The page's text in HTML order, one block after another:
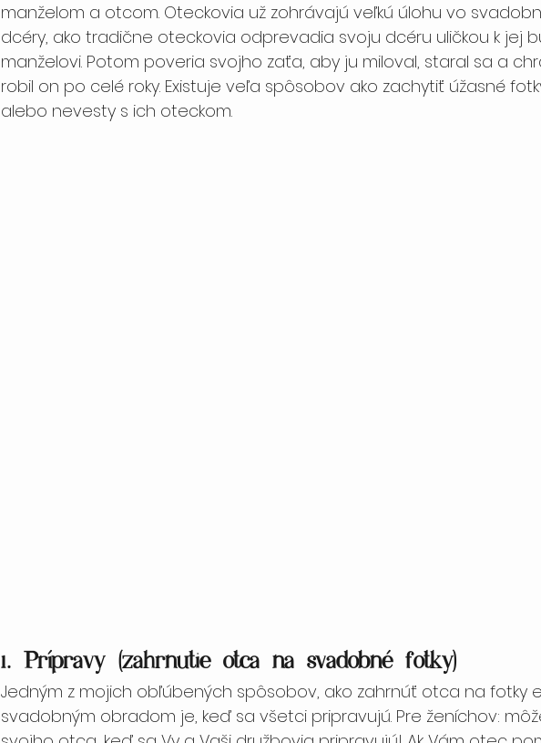
manželom a otcom. Oteckovia už zohrávajú veľkú úlohu vo
dcéry, ako tradične oteckovia odprevadia svoju dcéru uličkou k jej
manželovi. Potom poveria svojho zaťa, aby ju miloval, staral sa a
robil on po celé roky. Existuje veľa spôsobov ako zachytiť úžasné
alebo nevesty s ich oteckom.
1. Prípravy (zahrnutie otca na svadobné fotky)
Jedným z mojich obľúbených spôsobov, ako zahrnúť otca na fotky
svadobným obradom je, keď sa všetci pripravujú. Pre ženíchov: